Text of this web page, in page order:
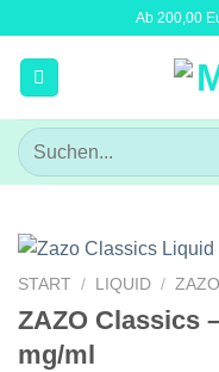
springen
Ab 200,00
Suchen
nach:
START / LIQUID /
ZAZO Classics
mg/ml